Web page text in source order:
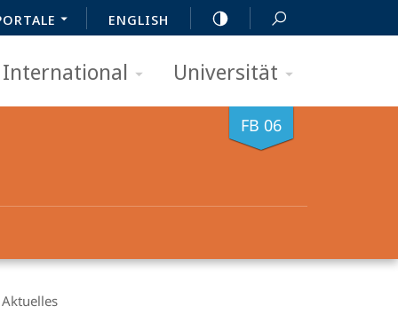
ENGLISH
International Universität
FB 06
Aktuelles